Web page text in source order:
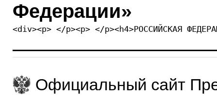
Федерации»
<div><p> </p><p> </p><h4>РОССИЙСКАЯ
Официальный сайт